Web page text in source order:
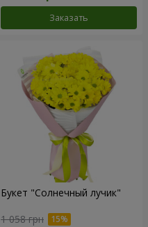
Заказать
Букет "Солнечный лучик"
1 058 грн